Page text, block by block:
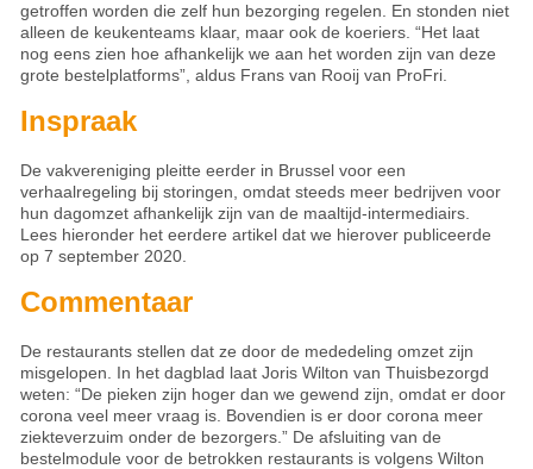
getroffen worden die zelf hun bezorging regelen. En stonden niet
alleen de keukenteams klaar, maar ook de koeriers. “Het laat
nog eens zien hoe afhankelijk we aan het worden zijn van deze
grote bestelplatforms”, aldus Frans van Rooij van ProFri.
Inspraak
De vakvereniging pleitte eerder in Brussel voor een
verhaalregeling bij storingen, omdat steeds meer bedrijven voor
hun dagomzet afhankelijk zijn van de maaltijd-intermediairs.
Lees hieronder het eerdere artikel dat we hierover publiceerde
op 7 september 2020.
Commentaar
De restaurants stellen dat ze door de mededeling omzet zijn
misgelopen. In het dagblad laat Joris Wilton van Thuisbezorgd
weten: “De pieken zijn hoger dan we gewend zijn, omdat er door
corona veel meer vraag is. Bovendien is er door corona meer
ziekteverzuim onder de bezorgers.” De afsluiting van de
bestelmodule voor de betrokken restaurants is volgens Wilton